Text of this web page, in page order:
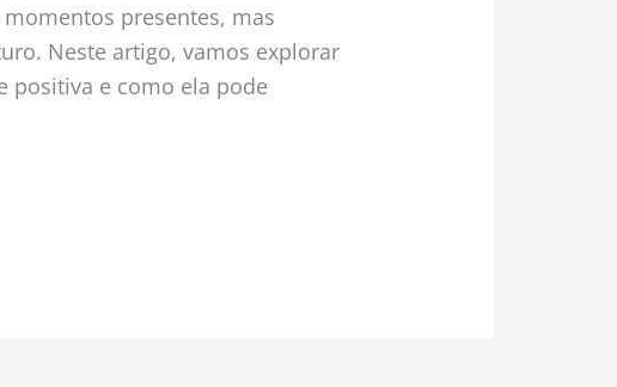
presentes, mas
Neste artigo, vamos explorar
positiva e como ela pode